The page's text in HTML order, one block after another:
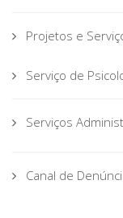
Projetos e
Serviço de
Serviços
Canal de